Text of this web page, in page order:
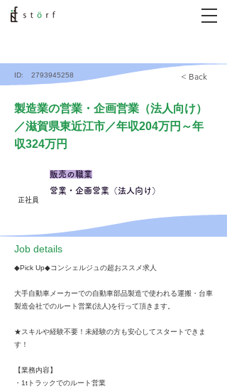
ID: 2793945258 < Back
製造業の営業・企画営業（法人向け）
／滋賀県東近江市／年収204万円～年
収324万円
正社員
販売の職業
営業・企画営業（法人向け）
​Job details
◆Pick Up◆コンシェルジュの超おススメ求人
大手自動車メーカーでの自動車部品製造で使われる運搬・台車
製造会社でのルート営業(法人)を行って頂きます。
★スキルや経験不要！未経験の方も安心してスタートできま
す！
【業務内容】
・1tトラックでのルート営業